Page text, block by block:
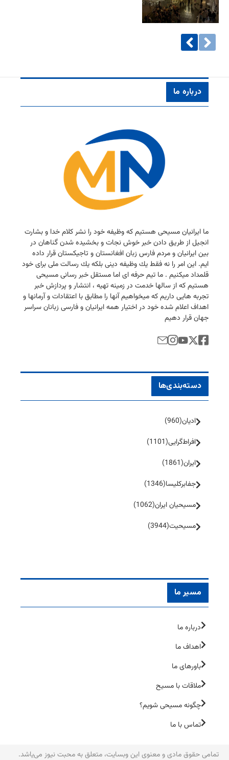
درباره ما
ما ایرانیان مسیحی هستیم كه وظیفه خود را نشر كلام خدا و بشارت
انجیل از طریق دادن خبر خوش نجات و بخشیده شدن گناهان در
بین ایرانیان و مردم فارس زبان افغانستان و تاجیكستان قرار داده
ایم. این امر را نه فقط یك وظیفه دینی بلكه یك رسالت ملی برای خود
قلمداد میكنیم . ما تیم حرفه ای اما مستقل خبر رسانی مسیحی
هستیم كه از سالها خدمت در زمینه تهیه ، انتشار و پردازش خبر
تجربه هایی داریم كه میخواهیم آنها را مطابق با اعتقادات و آرمانها و
اهداف اعلام شده خود در اختیار همه ایرانیان و فارسی زبانان سراسر
جهان قرار دهیم
دسته‌بندی‌ها
ادیان(960)
افراط‌گرایی(1101)
ایران(1861)
جفا‌بر‌کلیسا(1346)
مسیحیان ایران(1062)
مسیحیت(3944)
مسیر ما
درباره ما
اهداف ما
باورهای ما
ملاقات با مسیح
چگونه مسیحی شویم؟
تماس با ما
تمامی حقوق مادی و معنوی این وبسایت، متعلق به محبت نیوز می‌یاشد.